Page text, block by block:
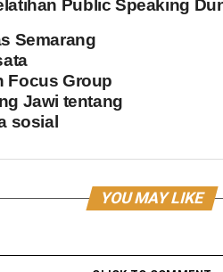
Public Speaking
Semarang
Focus Group
Jawi tentang
sosial
YOU MAY LIKE